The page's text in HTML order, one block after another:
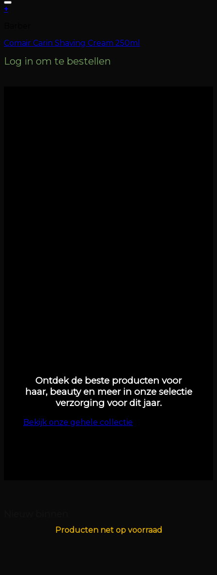
+
Comair Carin Shaving Cream 250ml
Log in om te bestellen
Ontdek de beste producten voor
haar, beauty en meer in onze selectie
verzorging voor dit jaar.
Bekijk onze gehele collectie
Producten net op voorraad